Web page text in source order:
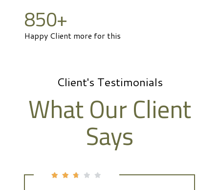
850+
Happy Client more for this
Client's Testimonials
What Our Client
Says